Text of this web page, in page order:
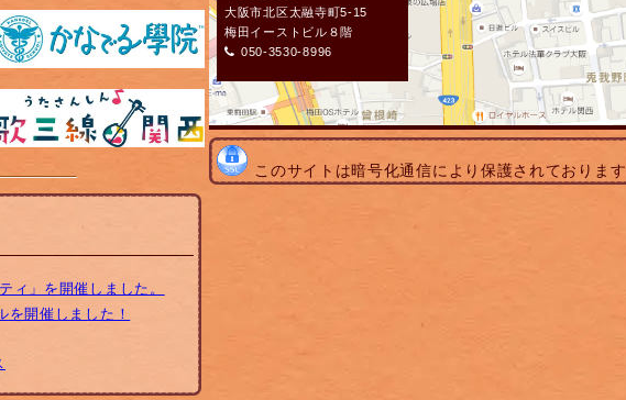
ィ」を開催しました。
開催しました！
大阪市北区太融寺町5-15
梅田イーストビル８階
050-3530-8996
このサイトは暗号化通信により保護されております